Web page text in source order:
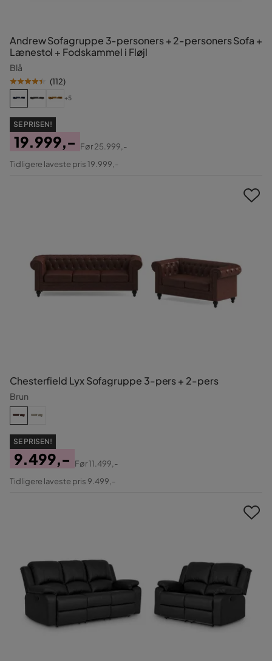
Andrew Sofagruppe 3-personers + 2-personers Sofa +
Lænestol + Fodskammel i Fløjl
Blå
(112)
+5
SE PRISEN!
Pris
19.999,-
Original
Før25.999,-
Tidligere laveste pris 19.999,-
Chesterfield Lyx Sofagruppe 3-pers + 2-pers
Brun
SE PRISEN!
Pris
9.499,-
Original
Før11.499,-
Tidligere laveste pris 9.499,-